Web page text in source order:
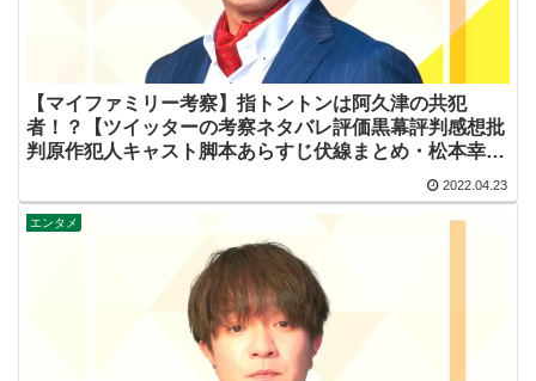
【マイファミリー考察】指トントンは阿久津の共犯
者！？【ツイッターの考察ネタバレ評価黒幕評判感想批
判原作犯人キャスト脚本あらすじ伏線まとめ・松本幸四
2022.04.23
エンタメ